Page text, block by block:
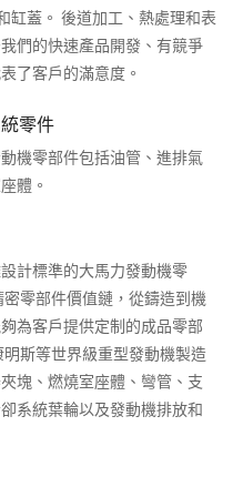
缸蓋。 後道加工、熱處理和表
們的快速產品開發、有競爭
了客戶的滿意度。
零件
機零部件包括油管、進排氣
體。
計標準的大馬力發動機零
零部件價值鏈，從鑄造到機
為客戶提供定制的成品零部
斯等世界級重型發動機製造
塊、燃燒室座體、彎管、支
系統葉輪以及發動機排放和